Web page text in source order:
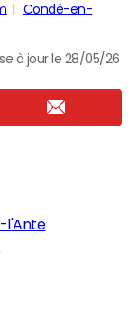
Condé-en-
à jour le 28/05/26
l'Ante